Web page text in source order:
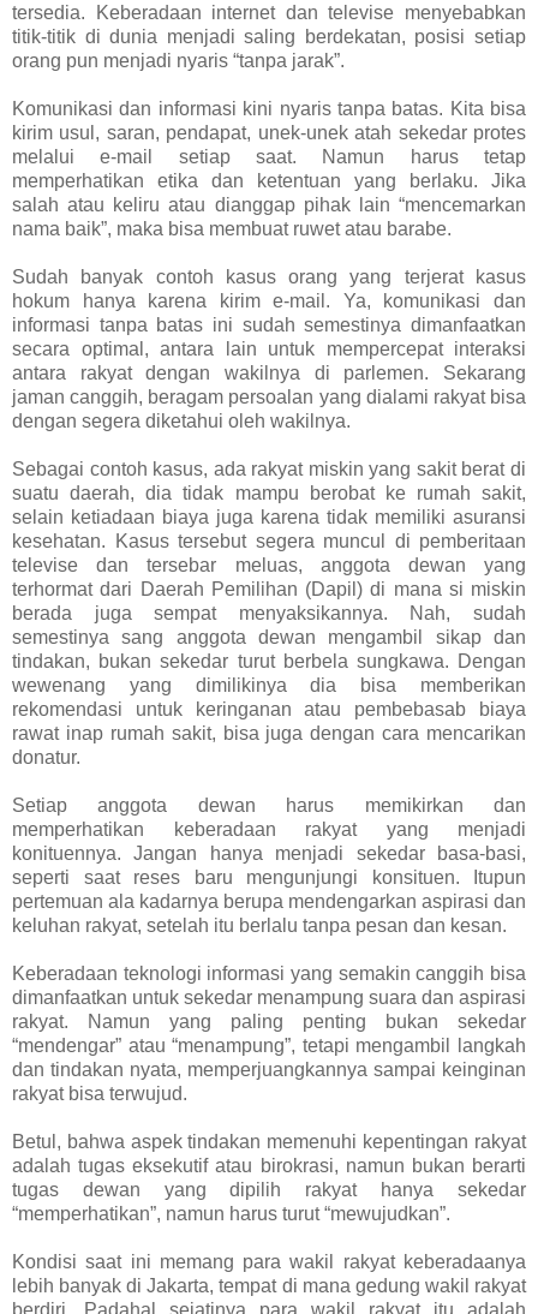
tersedia. Keberadaan internet dan televise menyebabkan
titik-titik di dunia menjadi saling berdekatan, posisi setiap
orang pun menjadi nyaris “tanpa jarak”.
Komunikasi dan informasi kini nyaris tanpa batas. Kita bisa
kirim usul, saran, pendapat, unek-unek atah sekedar protes
melalui e-mail setiap saat. Namun harus tetap
memperhatikan etika dan ketentuan yang berlaku. Jika
salah atau keliru atau dianggap pihak lain “mencemarkan
nama baik”, maka bisa membuat ruwet atau barabe.
Sudah banyak contoh kasus orang yang terjerat kasus
hokum hanya karena kirim e-mail. Ya, komunikasi dan
informasi tanpa batas ini sudah semestinya dimanfaatkan
secara optimal, antara lain untuk mempercepat interaksi
antara rakyat dengan wakilnya di parlemen. Sekarang
jaman canggih, beragam persoalan yang dialami rakyat bisa
dengan segera diketahui oleh wakilnya.
Sebagai contoh kasus, ada rakyat miskin yang sakit berat di
suatu daerah, dia tidak mampu berobat ke rumah sakit,
selain ketiadaan biaya juga karena tidak memiliki asuransi
kesehatan. Kasus tersebut segera muncul di pemberitaan
televise dan tersebar meluas, anggota dewan yang
terhormat dari Daerah Pemilihan (Dapil) di mana si miskin
berada juga sempat menyaksikannya. Nah, sudah
semestinya sang anggota dewan mengambil sikap dan
tindakan, bukan sekedar turut berbela sungkawa. Dengan
wewenang yang dimilikinya dia bisa memberikan
rekomendasi untuk keringanan atau pembebasab biaya
rawat inap rumah sakit, bisa juga dengan cara mencarikan
donatur.
Setiap anggota dewan harus memikirkan dan
memperhatikan keberadaan rakyat yang menjadi
konituennya. Jangan hanya menjadi sekedar basa-basi,
seperti saat reses baru mengunjungi konsituen. Itupun
pertemuan ala kadarnya berupa mendengarkan aspirasi dan
keluhan rakyat, setelah itu berlalu tanpa pesan dan kesan.
Keberadaan teknologi informasi yang semakin canggih bisa
dimanfaatkan untuk sekedar menampung suara dan aspirasi
rakyat. Namun yang paling penting bukan sekedar
“mendengar” atau “menampung”, tetapi mengambil langkah
dan tindakan nyata, memperjuangkannya sampai keinginan
rakyat bisa terwujud.
Betul, bahwa aspek tindakan memenuhi kepentingan rakyat
adalah tugas eksekutif atau birokrasi, namun bukan berarti
tugas dewan yang dipilih rakyat hanya sekedar
“memperhatikan”, namun harus turut “mewujudkan”.
Kondisi saat ini memang para wakil rakyat keberadaanya
lebih banyak di Jakarta, tempat di mana gedung wakil rakyat
berdiri. Padahal sejatinya para wakil rakyat itu adalah